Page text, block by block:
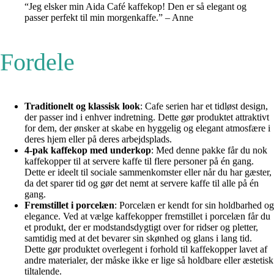
“Jeg elsker min Aida Café kaffekop! Den er så elegant og
passer perfekt til min morgenkaffe.” – Anne
Fordele
Traditionelt og klassisk look: Cafe serien har et tidløst design,
der passer ind i enhver indretning. Dette gør produktet attraktivt
for dem, der ønsker at skabe en hyggelig og elegant atmosfære i
deres hjem eller på deres arbejdsplads.
4-pak kaffekop med underkop: Med denne pakke får du nok
kaffekopper til at servere kaffe til flere personer på én gang.
Dette er ideelt til sociale sammenkomster eller når du har gæster,
da det sparer tid og gør det nemt at servere kaffe til alle på én
gang.
Fremstillet i porcelæn: Porcelæn er kendt for sin holdbarhed og
elegance. Ved at vælge kaffekopper fremstillet i porcelæn får du
et produkt, der er modstandsdygtigt over for ridser og pletter,
samtidig med at det bevarer sin skønhed og glans i lang tid.
Dette gør produktet overlegent i forhold til kaffekopper lavet af
andre materialer, der måske ikke er lige så holdbare eller æstetisk
tiltalende.